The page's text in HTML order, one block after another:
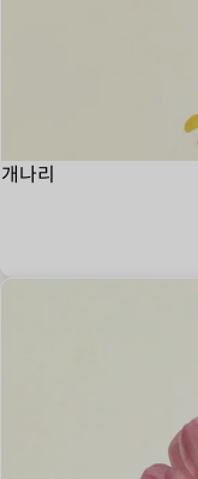
개나리